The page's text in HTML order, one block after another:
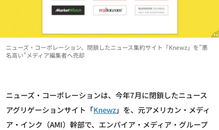
ニューズ・コーポレーション、閉鎖したニュース集約サイト「Knewz」を”悪
名高い”メディア編集者へ売却
ニューズ・コーポレーションは、今年7月に閉鎖したニュース
アグリゲーションサイト「Knewz」を、元アメリカン・メディ
ア・インク（AMI）幹部で、エンパイア・メディア・グループ